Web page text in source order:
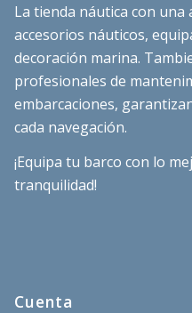
La tienda náutica con una
accesorios náuticos,
decoración marina.
profesionales de
embarcaciones,
cada navegación.
¡Equipa tu barco con lo
tranquilidad!
Cuenta